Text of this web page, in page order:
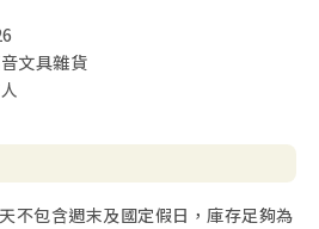
文具雜貨
不包含週末及國定假日，庫存足夠為